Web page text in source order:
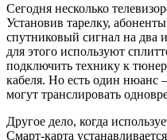
Сегодня несколько
Установив тарелку,
спутниковый сигнал на два
для этого используют
подключить технику к
кабеля. Но есть один нюанс
могут транслировать
Другое дело, когда
Смарт-карта